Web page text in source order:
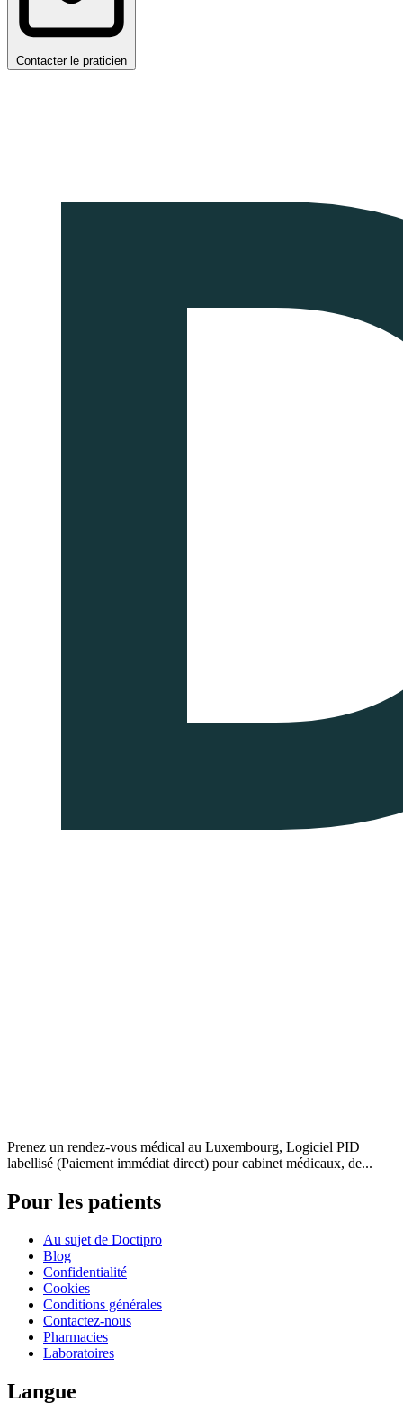
Contacter le praticien
Prenez un rendez-vous médical au Luxembourg, Logiciel PID
labellisé (Paiement immédiat direct) pour cabinet médicaux, de...
Pour les patients
Au sujet de Doctipro
Blog
Confidentialité
Cookies
Conditions générales
Contactez-nous
Pharmacies
Laboratoires
Langue